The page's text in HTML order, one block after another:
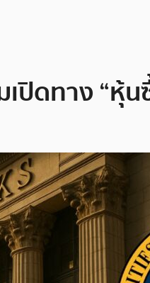
เปิดทาง “